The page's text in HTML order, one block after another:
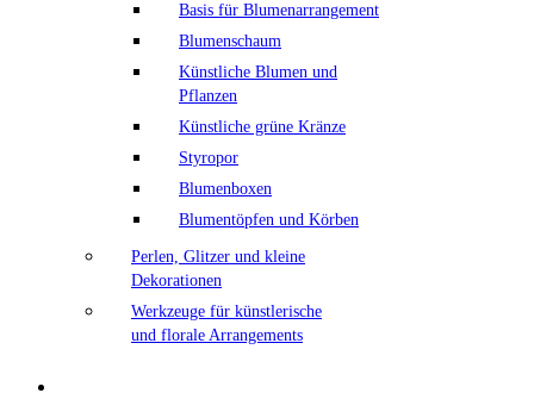
Basis für Blumenarrangement
Blumenschaum
Künstliche Blumen und
Pflanzen
Künstliche grüne Kränze
Styropor
Blumenboxen
Blumentöpfen und Körben
Perlen, Glitzer und kleine
Dekorationen
Werkzeuge für künstlerische
und florale Arrangements